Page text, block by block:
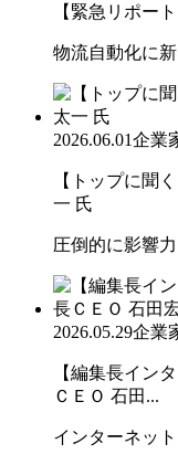
【緊急リポー
物流自動化に
2026.06.01企業
【トップに聞
一 氏
圧倒的に影響
2026.05.29企業
【編集長イン
ＣＥＯ 石田...
インターネッ